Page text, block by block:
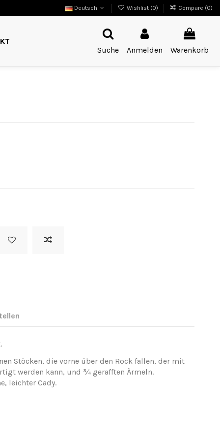
Deutsch Wishlist (0) Compare (0)
Suche
Anmelden Warenkorb
Stöcken, die vorne über den Rock fallen, der mit
werden kann, und ¾ gerafften Ärmeln.
leichter Cady.